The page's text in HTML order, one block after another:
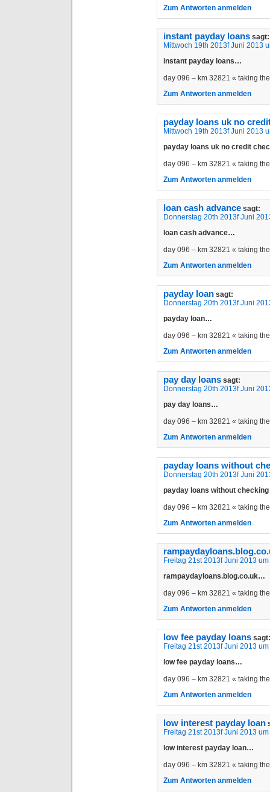
Zum Antworten anmelden
instant payday loans sagt:
Mittwoch 19th 2013f Juni 2013
instant payday loans…
day 096 – km 32821 « taking
Zum Antworten anmelden
payday loans uk no
Mittwoch 19th 2013f Juni 2013
payday loans uk no credit
day 096 – km 32821 « taking
Zum Antworten anmelden
loan cash advance sagt:
Donnerstag 20th 2013f Juni
loan cash advance…
day 096 – km 32821 « taking
Zum Antworten anmelden
payday loan sagt:
Donnerstag 20th 2013f Juni
payday loan…
day 096 – km 32821 « taking
Zum Antworten anmelden
pay day loans sagt:
Donnerstag 20th 2013f Juni
pay day loans…
day 096 – km 32821 « taking
Zum Antworten anmelden
payday loans without
Donnerstag 20th 2013f Juni
payday loans without
day 096 – km 32821 « taking
Zum Antworten anmelden
Freitag 21st 2013f Juni 2013
rampaydayloans.blog.co.uk…
day 096 – km 32821 « taking
Zum Antworten anmelden
low fee payday loans sagt:
Freitag 21st 2013f Juni 2013
low fee payday loans…
day 096 – km 32821 « taking
Zum Antworten anmelden
low interest payday loan
Freitag 21st 2013f Juni 2013
low interest payday loan…
day 096 – km 32821 « taking
Zum Antworten anmelden